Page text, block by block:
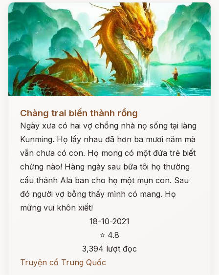
Chàng trai biến thành rồng
Ngày xưa có hai vợ chồng nhà nọ sống tại làng
Kunming. Họ lấy nhau đã hơn ba mươi năm mà
vẫn chưa có con. Họ mong có một đứa trẻ biết
chừng nào! Hàng ngày sau bữa tôi họ thường
cẩu thánh Ala ban cho họ một mụn con. Sau
đó người vợ bỗng thấy mình có mang. Họ
mừng vui khôn xiết!
18-10-2021
⭐ 4.8
3,394 lượt đọc
Truyện cổ Trung Quốc